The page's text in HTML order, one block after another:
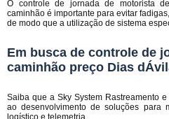
O controle de jornada de motorista
caminhão é importante para evitar
de modo que a utilização de sistema
Em busca de controle de
caminhão preço Dias
Saiba que a Sky System Rastreamento
ao desenvolvimento de soluções para
logístico e telemetria.